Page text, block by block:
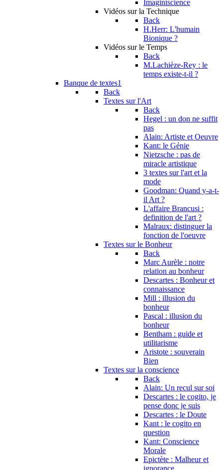
Imaginiscience
Vidéos sur la Technique
Back
H.Herr: L'humain
Bionique ?
Vidéos sur le Temps
Back
M.Lachièze-Rey : le
temps existe-t-il ?
Banque de textes1
Back
Textes sur l'Art
Back
Hegel : un don ne suffit
pas
Alain: Artiste et Oeuvre
Kant: le Génie
Nietzsche : pas de
miracle artistique
3 textes sur l'art et la
mode
Goodman: Quand y-a-t-
il Art ?
L'affaire Brancusi :
definition de l'art ?
Malraux: distinguer la
fonction de l'oeuvre
Textes sur le Bonheur
Back
Marc Aurèle : notre
relation au bonheur
Descartes : Bonheur et
connaissance
Mill : illusion du
bonheur
Pascal : illusion du
bonheur
Bentham : guide et
utilitarisme
Aristote : souverain
Bien
Textes sur la conscience
Back
Alain: Un recul sur soi
Descartes : le cogito, je
pense donc je suis
Descartes : le Doute
Kant : le cogito en
question
Kant: Conscience
Morale
Epictète : Malheur et
ignorance